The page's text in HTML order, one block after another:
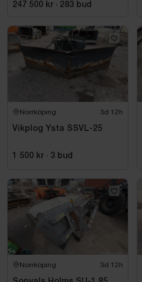
Diesel – Fullutrustad
247 500 kr · 283 bud
Norrköping 3d 12h
Vikplog Ysta SSVL-25
1 500 kr · 3 bud
Norrköping 3d 12h